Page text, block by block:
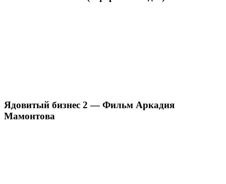
Ядовитый бизнес 2 — Фильм Аркадия
Мамонтова